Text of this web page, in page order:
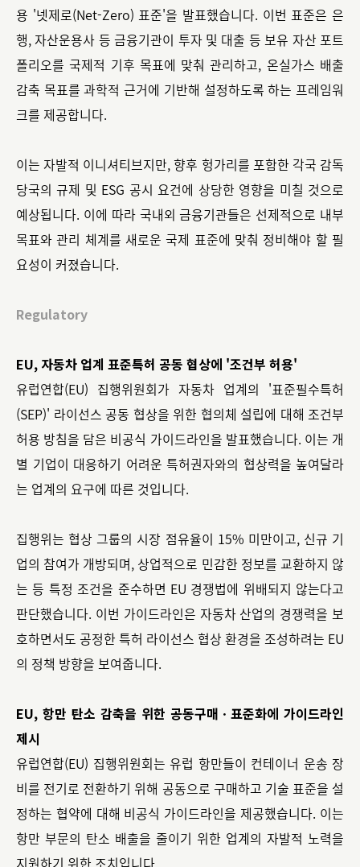
용 '넷제로(Net-Zero) 표준'을 발표했습니다. 이번 표준은 은
행, 자산운용사 등 금융기관이 투자 및 대출 등 보유 자산 포트
폴리오를 국제적 기후 목표에 맞춰 관리하고, 온실가스 배출
감축 목표를 과학적 근거에 기반해 설정하도록 하는 프레임워
크를 제공합니다.
이는 자발적 이니셔티브지만, 향후 헝가리를 포함한 각국 감독
당국의 규제 및 ESG 공시 요건에 상당한 영향을 미칠 것으로
예상됩니다. 이에 따라 국내외 금융기관들은 선제적으로 내부
목표와 관리 체계를 새로운 국제 표준에 맞춰 정비해야 할 필
요성이 커졌습니다.
Regulatory
EU, 자동차 업계 표준특허 공동 협상에 '조건부 허용'
유럽연합(EU) 집행위원회가 자동차 업계의 '표준필수특허
(SEP)' 라이선스 공동 협상을 위한 협의체 설립에 대해 조건부
허용 방침을 담은 비공식 가이드라인을 발표했습니다. 이는 개
별 기업이 대응하기 어려운 특허권자와의 협상력을 높여달라
는 업계의 요구에 따른 것입니다.
집행위는 협상 그룹의 시장 점유율이 15% 미만이고, 신규 기
업의 참여가 개방되며, 상업적으로 민감한 정보를 교환하지 않
는 등 특정 조건을 준수하면 EU 경쟁법에 위배되지 않는다고
판단했습니다. 이번 가이드라인은 자동차 산업의 경쟁력을 보
호하면서도 공정한 특허 라이선스 협상 환경을 조성하려는 EU
의 정책 방향을 보여줍니다.
EU, 항만 탄소 감축을 위한 공동구매ㆍ표준화에 가이드라인
제시
유럽연합(EU) 집행위원회는 유럽 항만들이 컨테이너 운송 장
비를 전기로 전환하기 위해 공동으로 구매하고 기술 표준을 설
정하는 협약에 대해 비공식 가이드라인을 제공했습니다. 이는
항만 부문의 탄소 배출을 줄이기 위한 업계의 자발적 노력을
지원하기 위한 조치입니다.